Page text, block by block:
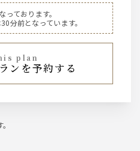
ております。
分前となっています。
plan
ランを予約する